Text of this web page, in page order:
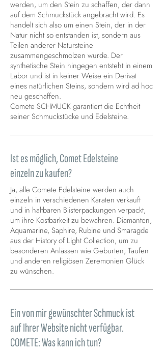
werden, um den Stein zu schaffen, der dann
auf dem Schmuckstück angebracht wird. Es
handelt sich also um einen Stein, der in der
Natur nicht so entstanden ist, sondern aus
Teilen anderer Natursteine
zusammengeschmolzen wurde. Der
synthetische Stein hingegen entsteht in einem
Labor und ist in keiner Weise ein Derivat
eines natürlichen Steins, sondern wird ad hoc
neu geschaffen.
Comete SCHMUCK garantiert die Echtheit
seiner Schmuckstücke und Edelsteine.
Ist es möglich, Comet Edelsteine
einzeln zu kaufen?
Ja, alle Comete Edelsteine werden auch
einzeln in verschiedenen Karaten verkauft
und in haltbaren Blisterpackungen verpackt,
um ihre Kostbarkeit zu bewahren. Diamanten,
Aquamarine, Saphire, Rubine und Smaragde
aus der History of Light Collection, um zu
besonderen Anlässen wie Geburten, Taufen
und anderen religiösen Zeremonien Glück
zu wünschen.
Ein von mir gewünschter Schmuck ist
auf Ihrer Website nicht verfügbar.
COMETE: Was kann ich tun?